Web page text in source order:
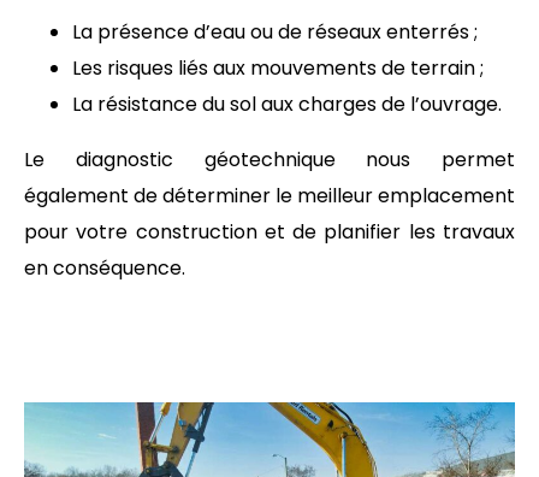
La présence d’eau ou de réseaux enterrés ;
Les risques liés aux mouvements de terrain ;
La résistance du sol aux charges de l’ouvrage.
Le diagnostic géotechnique nous permet
également de déterminer le meilleur emplacement
pour votre construction et de planifier les travaux
en conséquence.